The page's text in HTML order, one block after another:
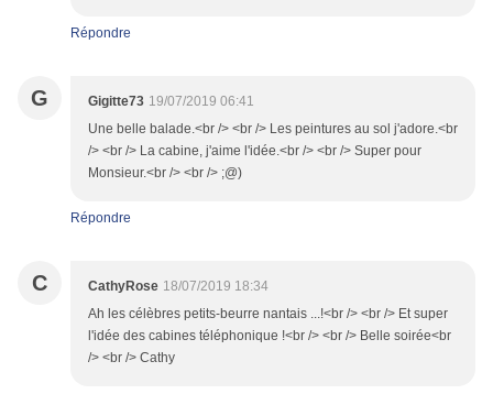
Répondre
G Gigitte73 19/07/2019 06:41
Une belle balade.<br /> <br /> Les peintures au sol j'adore.<br
/> <br /> La cabine, j'aime l'idée.<br /> <br /> Super pour
Monsieur.<br /> <br /> ;@)
Répondre
C CathyRose 18/07/2019 18:34
Ah les célèbres petits-beurre nantais ...!<br /> <br /> Et super
l'idée des cabines téléphonique !<br /> <br /> Belle soirée<br
/> <br /> Cathy